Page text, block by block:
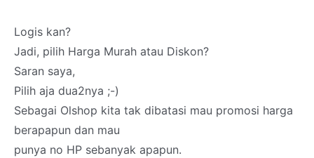
Logis kan?
Jadi, pilih Harga Murah atau Diskon?
Saran saya,
Pilih aja dua2nya ;-)
Sebagai Olshop kita tak dibatasi mau promosi harga
berapapun dan mau
punya no HP sebanyak apapun.